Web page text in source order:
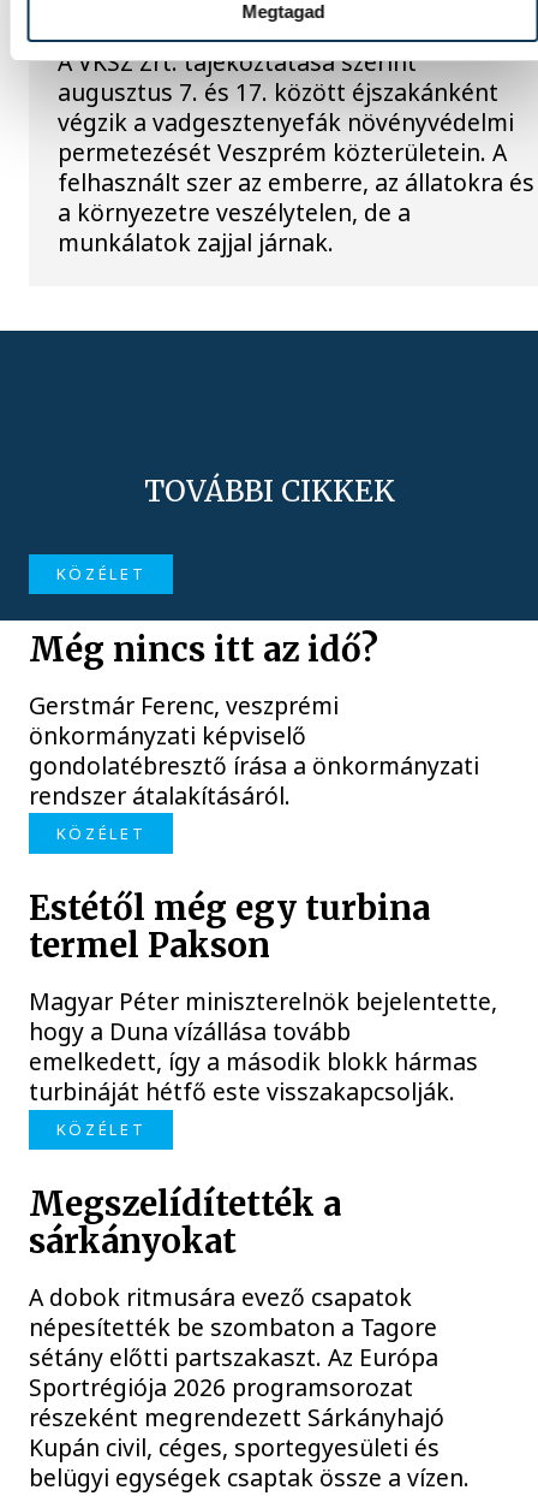
Megtagad
A VKSZ Zrt. tájékoztatása szerint
augusztus 7. és 17. között éjszakánként
végzik a vadgesztenyefák növényvédelmi
permetezését Veszprém közterületein. A
felhasznált szer az emberre, az állatokra és
a környezetre veszélytelen, de a
munkálatok zajjal járnak.
TOVÁBBI CIKKEK
KÖZÉLET
Még nincs itt az idő?
Gerstmár Ferenc, veszprémi
önkormányzati képviselő
gondolatébresztő írása a önkormányzati
rendszer átalakításáról.
KÖZÉLET
Estétől még egy turbina
termel Pakson
Magyar Péter miniszterelnök bejelentette,
hogy a Duna vízállása tovább
emelkedett, így a második blokk hármas
turbináját hétfő este visszakapcsolják.
KÖZÉLET
Megszelídítették a
sárkányokat
A dobok ritmusára evező csapatok
népesítették be szombaton a Tagore
sétány előtti partszakaszt. Az Európa
Sportrégiója 2026 programsorozat
részeként megrendezett Sárkányhajó
Kupán civil, céges, sportegyesületi és
belügyi egységek csaptak össze a vízen.